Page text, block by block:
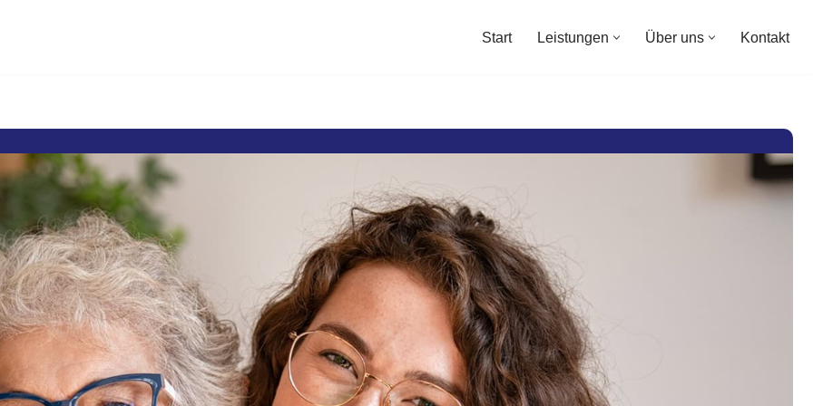
Start Leistungen Über uns Kontakt